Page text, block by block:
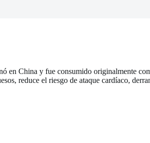
en China y fue consumido originalmente
reduce el riesgo de ataque cardíaco,